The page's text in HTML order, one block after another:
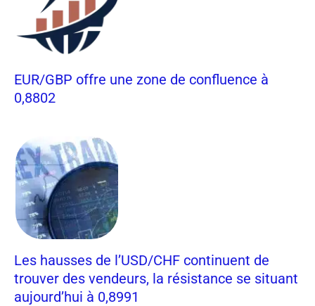
EUR/GBP offre une zone de confluence à
0,8802
Les hausses de l’USD/CHF continuent de
trouver des vendeurs, la résistance se situant
aujourd’hui à 0,8991